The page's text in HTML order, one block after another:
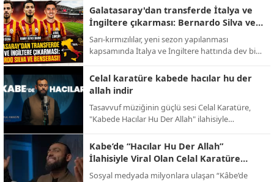
platformunu baştan sona kendi emeğiyle
kodlayarak hayata geçirdi. Tasarımından
altyapısına kadar tüm teknik süreci üstlenen
Alpaslan Günaydın, dijital medya ve yazılım
alanında üretmeye devam ediyor.
Galatasaray'dan transferde İtalya ve
İngiltere çıkarması: Bernardo Silva ve
Bensebaini bombası!
Sarı-kırmızılılar, yeni sezon yapılanması
kapsamında İtalya ve İngiltere hattında dev bir
yürüttüğü görüşmelerde dünya yıldızları
masada.
Celal karatüre kabede hacılar hu der
allah indir
Tasavvuf müziğinin güçlü sesi Celal Karatüre,
"Kabede Hacılar Hu Der Allah" ilahisiyle
atmosferine davet ederken, eser dijital
platformlarda paylaşım rekorları kırmaya devam
ediyor.
Kabe’de “Hacılar Hu Der Allah”
İlahisiyle Viral Olan Celal Karatüre
Kimdir?
Sosyal medyada milyonlara ulaşan “Kâbe’de